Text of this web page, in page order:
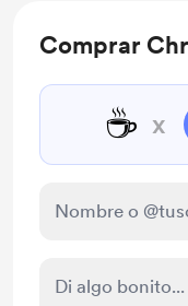
Comprar
☕ x